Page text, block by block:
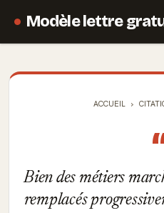
Modèle lettre
ACCUEIL
Bien des métiers
remplacés